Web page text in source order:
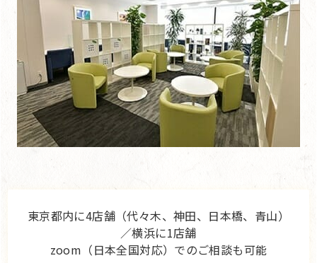
東京都内に4店舗（代々木、神田、日本橋、青山）
／横浜に1店舗
zoom（日本全国対応）でのご相談も可能